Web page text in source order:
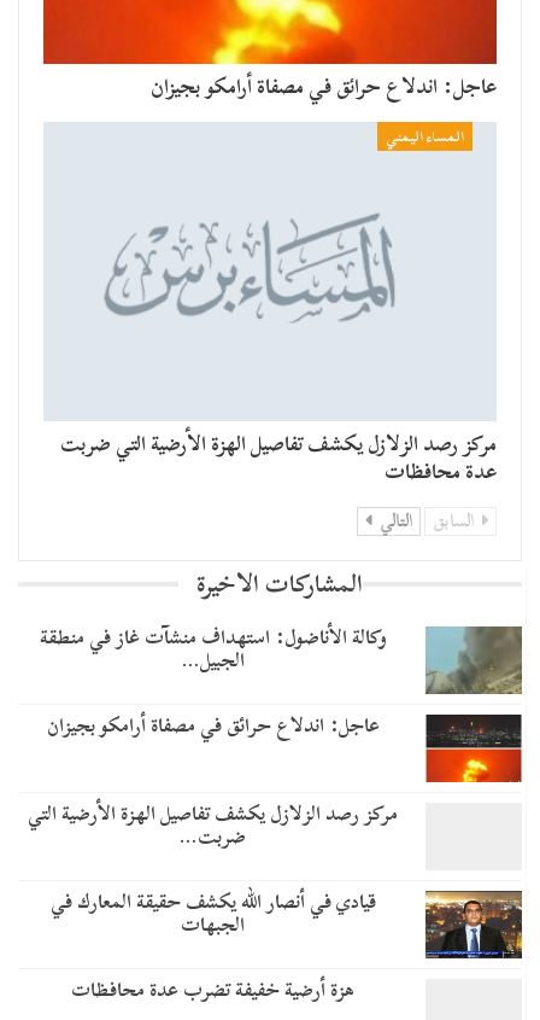
عاجل: اندلاع حرائق في مصفاة أرامكو بجيزان
المساء اليمني
مركز رصد الزلازل يكشف تفاصيل الهزة الأرضية التي ضربت
عدة محافظات
السابق التالي
المشاركات الاخيرة
وكالة الأناضول: استهداف منشآت غاز في منطقة
الجبيل…
عاجل: اندلاع حرائق في مصفاة أرامكو بجيزان
مركز رصد الزلازل يكشف تفاصيل الهزة الأرضية التي
ضربت…
قيادي في أنصار الله يكشف حقيقة المعارك في
الجبهات
هزة أرضية خفيفة تضرب عدة محافظات